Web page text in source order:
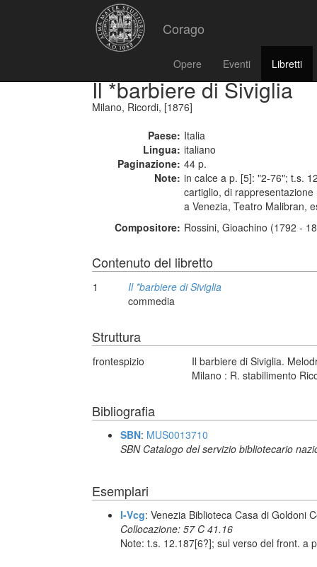
Corago
Opere Eventi Libretti
Il *barbiere di Siviglia
Milano, Ricordi, [1876]
Paese: Italia
Lingua: italiano
Paginazione: 44 p.
Note: in calce a p. [5]: "2-76"; t.s.
cartiglio, di
a Venezia, Teatro Malibran,
Compositore: Rossini, Gioachino (1792 -
Contenuto del libretto
1
Il *barbiere di Siviglia
commedia
Struttura
frontespizio
Il barbiere di Siviglia.
Milano : R. stabilimento
Bibliografia
SBN: MUS0013710
SBN Catalogo del servizio bibliotecario
Esemplari
I-Vcg: Venezia Biblioteca Casa di Goldoni
Collocazione: 57 C 41.16
Note: t.s. 12.187[6?]; sul verso del front. a